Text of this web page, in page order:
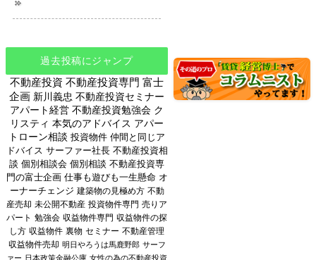
過去投稿にジャンプ
不動産投資 不動産投資専門 富士
企画 新川義忠 不動産投資セミナー
アパート経営 不動産投資勉強会 ク
リスティ 本気のアドバイス アパー
トローン相談 投資物件 仲間と同じア
ドバイス サーファー社長 不動産投資相
談 個別相談会 個別相談 不動産投資専
門の富士企画 仕事も遊びも一生懸命 オ
ーナーチェンジ 建築物の見極め方 不動
産売却 未公開不動産 投資物件専門 売りア
パート 勉強会 収益物件専門 収益物件の探
し方 収益物件 裏物 セミナー 不動産管理
収益物件売却 明日やろうは馬鹿野郎 サーフ
ァー 日本政策金融公庫 女性の為の不動産投資